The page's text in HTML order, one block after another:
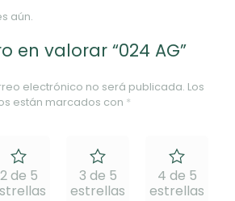
aún.
en valorar “024 AG”
electrónico no será publicada. Los
están marcados con *
2 de 5
3 de 5
estrellas
4 de 5
estrellas